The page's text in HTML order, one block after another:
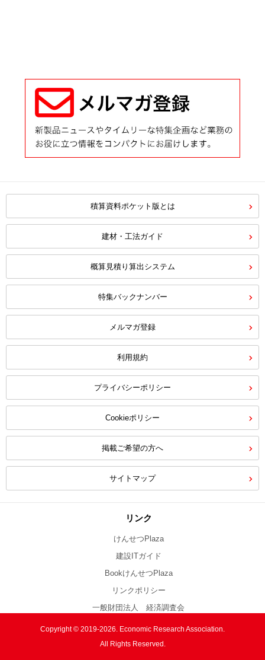
積算資料ポケット版とは
建材・工法ガイド
概算見積り算出システム
特集バックナンバー
メルマガ登録
利用規約
プライバシーポリシー
Cookieポリシー
掲載ご希望の方へ
サイトマップ
リンク
けんせつPlaza
建設ITガイド
BookけんせつPlaza
リンクポリシー
一般財団法人 経済調査会
Copyright © 2019-2026. Economic Research Association.
All Rights Reserved.